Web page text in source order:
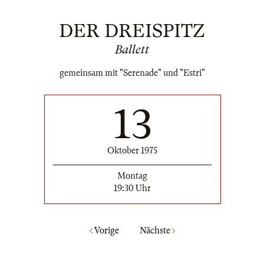
DER DREISPITZ
Ballett
gemeinsam mit "Serenade" und "Estri"
13
Oktober 1975
Montag
19:30 Uhr
Vorige Nächste